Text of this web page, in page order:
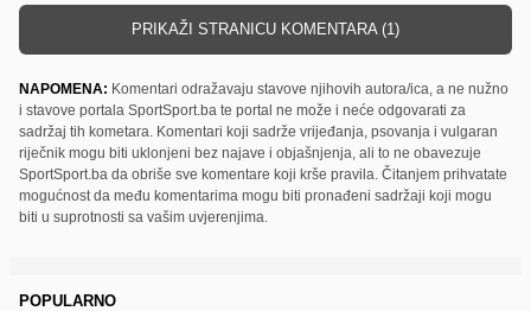
PRIKAŽI STRANICU KOMENTARA (1)
NAPOMENA: Komentari odražavaju stavove njihovih autora/ica, a ne nužno
i stavove portala SportSport.ba te portal ne može i neće odgovarati za
sadržaj tih kometara. Komentari koji sadrže vrijeđanja, psovanja i vulgaran
riječnik mogu biti uklonjeni bez najave i objašnjenja, ali to ne obavezuje
SportSport.ba da obriše sve komentare koji krše pravila. Čitanjem prihvatate
mogućnost da među komentarima mogu biti pronađeni sadržaji koji mogu
biti u suprotnosti sa vašim uvjerenjima.
POPULARNO